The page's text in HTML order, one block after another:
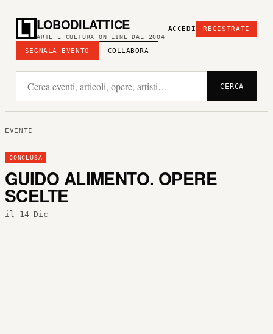
LOBODILATTICE
ARTE E CULTURA ON LINE DAL 2004
SEGNALA EVENTO COLLABORA
ACCEDI REGISTRATI
CERCA
EVENTI
CONCLUSA
GUIDO ALIMENTO. OPERE
SCELTE
il 14 Dic